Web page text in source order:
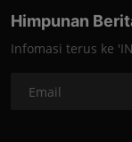
Himpunan
Infomasi terus ke